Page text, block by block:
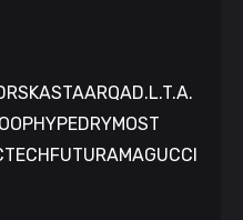
KASTAARQAD.L.T.A.
HYPEDRYMOST
FUTURAMAGUCCI